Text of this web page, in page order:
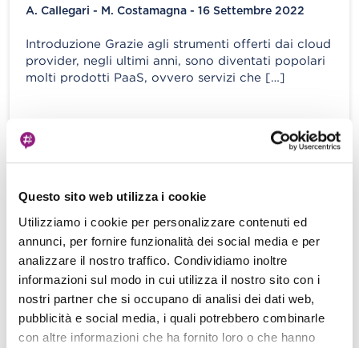
Questo sito web utilizza i cookie
Utilizziamo i cookie per personalizzare contenuti ed
annunci, per fornire funzionalità dei social media e per
analizzare il nostro traffico. Condividiamo inoltre
informazioni sul modo in cui utilizza il nostro sito con i
nostri partner che si occupano di analisi dei dati web,
pubblicità e social media, i quali potrebbero combinarle
con altre informazioni che ha fornito loro o che hanno
A. Callegari - M. Costamagna - 16 Settembre 2022
Introduzione Grazie agli strumenti offerti dai cloud
provider, negli ultimi anni, sono diventati popolari
molti prodotti PaaS, ovvero servizi che […]
Nuove istanze AWS EC2 Mac: CI/CD
come banco di prova
Eric Villa - 08 Gennaio 2021
Durante l’ultimo AWS re:Invent, AWS ha fatto uno
degli annunci più discussi, e questo — almeno sulla
carta — lascia […]